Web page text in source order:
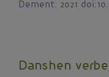
Dement. 2021
Danshen